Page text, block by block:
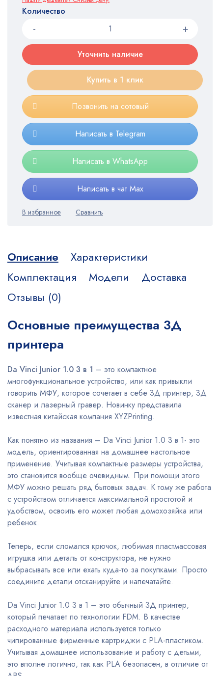
Количество
Уточнить наличие
Купить в 1 клик
Позвонить на сотовый
Написать в Telegram
Написать в WhatsApp
Написать в чат Max
Описание
Характеристики
Комплектация
Модели
Доставка
Отзывы (0)
Основные преимущества 3Д
принтера
Da Vinci Junior 1.0 3 в 1 – это компактное
многофункциональное устройство, или как привыкли
говорить МФУ, которое сочетает в себе 3Д принтер, 3Д
сканер и лазерный гравер. Новинку представила
известная китайская компания XYZPrinting.
Как понятно из названия – Da Vinci Junior 1.0 3 в 1- это
модель, ориентированная на домашнее настольное
применение. Учитывая компактные размеры устройства,
это становится вообще очевидным. При помощи этого
МФУ можно решать ряд бытовых задач. К тому же работа
с устройством отличается максимальной простотой и
удобством, освоить его может любая домохозяйка или
ребенок.
Теперь, если сломался крючок, любимая пластмассовая
игрушка или деталь от конструктора, не нужно
выбрасывать все или ехать куда-то за покупками. Просто
соедините детали отсканируйте и напечатайте.
Da Vinci Junior 1.0 3 в 1 – это обычный 3Д принтер,
который печатает по технологии FDM. В качестве
расходного материала используется только
чипированные фирменные картриджи с PLA-пластиком.
Учитывая домашнее использование и работу с детьми,
это вполне логично, так как PLA безопасен, в отличие от